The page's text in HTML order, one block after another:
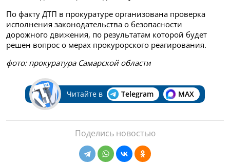
По факту ДТП в прокуратуре организована проверка
исполнения законодательства о безопасности
дорожного движения, по результатам которой будет
решен вопрос о мерах прокурорского реагирования.
фото: прокуратура Самарской области
Читайте в Telegram MAX
Поделись новостью